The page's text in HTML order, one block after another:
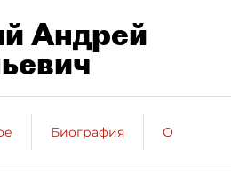
Андрей
Биография